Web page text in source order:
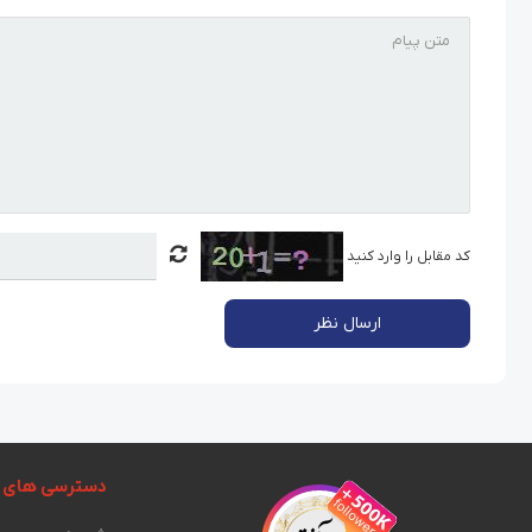
کد مقابل را وارد کنید
ارسال نظر
دسترسی های